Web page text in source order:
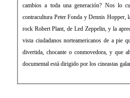
cambios a toda una generación? Nos lo
contracultura Peter Fonda y Dennis Hopper,
rock Robert Plant, de Led Zeppelin, y la
vista ciudadanos norteamericanos de a pie
divertida, chocante o conmovedora, y que
documental está dirigido por los cineastas